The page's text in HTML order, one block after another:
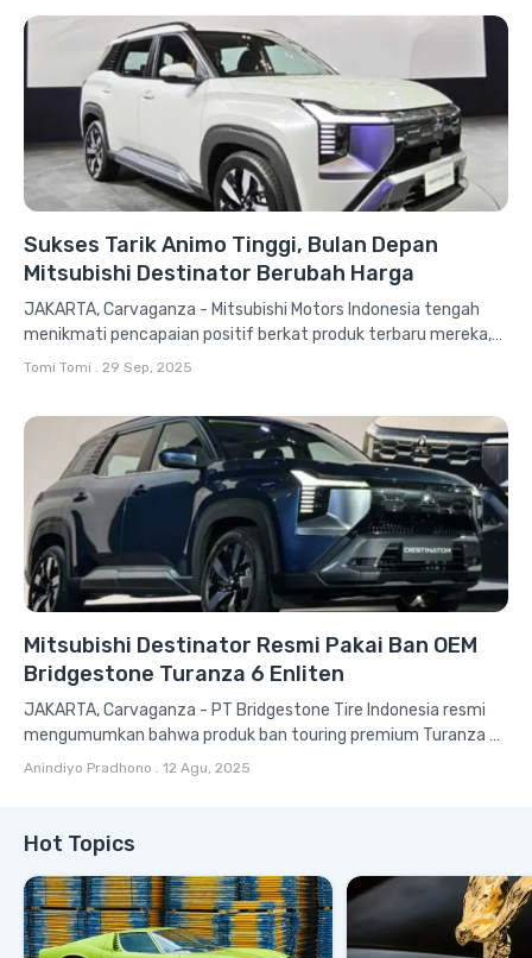
Sukses Tarik Animo Tinggi, Bulan Depan
Mitsubishi Destinator Berubah Harga
JAKARTA, Carvaganza - Mitsubishi Motors Indonesia tengah
menikmati pencapaian positif berkat produk terbaru mereka,
Mitsubishi Destinator. SUV 7-penumpang ini berhasil...
Tomi Tomi . 29 Sep, 2025
Mitsubishi Destinator Resmi Pakai Ban OEM
Bridgestone Turanza 6 Enliten
JAKARTA, Carvaganza - PT Bridgestone Tire Indonesia resmi
mengumumkan bahwa produk ban touring premium Turanza 6
Enliten dipilih sebagai ban...
Anindiyo Pradhono . 12 Agu, 2025
Hot Topics